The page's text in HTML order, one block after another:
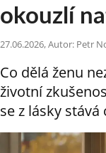
okouzlí
27.06.2026, Autor: Petr
Co dělá ženu
životní
se z lásky